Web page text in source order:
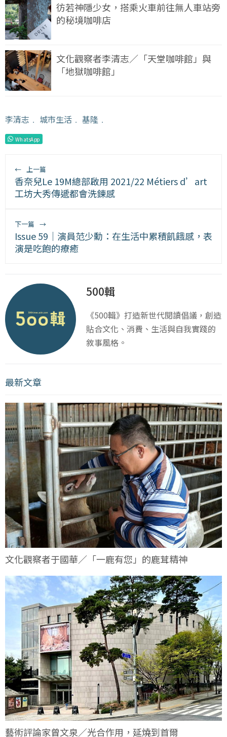
彷若神隱少女，搭乘火車前往無人車站旁
的秘境咖啡店
文化觀察者李清志／「天堂咖啡館」與
「地獄咖啡館」
李清志 ﹒ 城市生活 ﹒ 基隆 ﹒
WhatsApp
← 上一篇
香奈兒Le 19M總部啟用 2021/22 Métiers d’art
工坊大秀傳遞都會洗鍊感
下一篇 →
Issue 59｜演員范少勳：在生活中累積飢餓感，表
演是吃飽的療癒
500輯
《500輯》打造新世代閱讀倡議，創造
貼合文化、消費、生活與自我實踐的
敘事風格。
最新文章
文化觀察者于國華／「一鹿有您」的鹿茸精神
藝術評論家曾文泉／光合作用，延燒到首爾